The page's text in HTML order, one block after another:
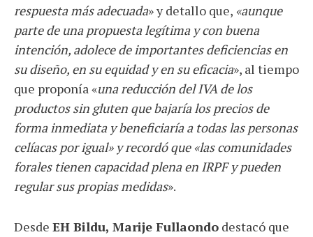
respuesta más adecuada» y detallo que, «aunque
parte de una propuesta legítima y con buena
intención, adolece de importantes deficiencias en
su diseño, en su equidad y en su eficacia», al tiempo
que proponía «una reducción del IVA de los
productos sin gluten que bajaría los precios de
forma inmediata y beneficiaría a todas las personas
celíacas por igual» y recordó que «las comunidades
forales tienen capacidad plena en IRPF y pueden
regular sus propias medidas».
Desde EH Bildu, Marije Fullaondo destacó que